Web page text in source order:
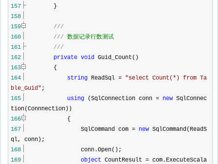
157
}
158
159
///
160
/// 数据记录行数测试
161
///
162
private void Guid_Count()
163
{
164
string ReadSql = "select Count(*) from Ta
ble_Guid" ;
165
using (SqlConnection conn = new SqlConnec
tion(Connnection))
166
{
167
SqlCommand com = new SqlCommand(ReadS
ql, conn);
168
conn.Open();
169
object CountResult = com.ExecuteScala